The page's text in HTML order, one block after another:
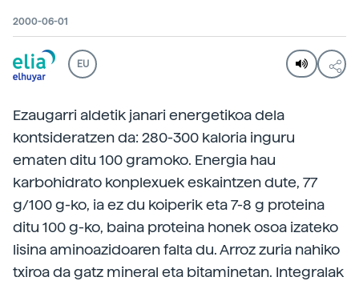
2000-06-01
EU
Ezaugarri aldetik janari energetikoa dela
kontsideratzen da: 280-300 kaloria inguru
ematen ditu 100 gramoko. Energia hau
karbohidrato konplexuek eskaintzen dute, 77
g/100 g-ko, ia ez du koiperik eta 7-8 g proteina
ditu 100 g-ko, baina proteina honek osoa izateko
lisina aminoazidoaren falta du. Arroz zuria nahiko
txiroa da gatz mineral eta bitaminetan. Integralak